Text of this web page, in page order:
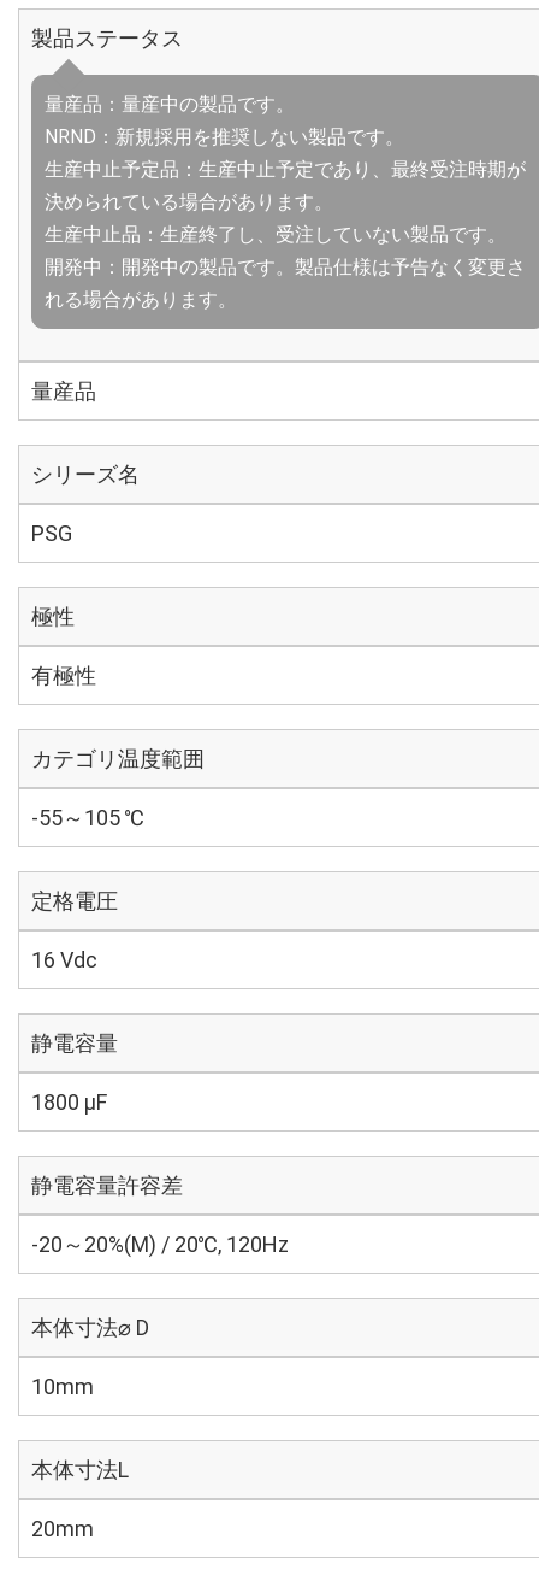
製品ステータス
量産品：量産中の製品です。
NRND：新規採用を推奨しない製品です。
生産中止予定品：生産中止予定であり、最終受注時期が
決められている場合があります。
生産中止品：生産終了し、受注していない製品です。
開発中：開発中の製品です。製品仕様は予告なく変更さ
れる場合があります。
量産品
シリーズ名
PSG
極性
有極性
カテゴリ温度範囲
-55～105 ℃
定格電圧
16 Vdc
静電容量
1800 µF
静電容量許容差
-20～20%(M) / 20℃, 120Hz
本体寸法⌀ D
10mm
本体寸法L
20mm